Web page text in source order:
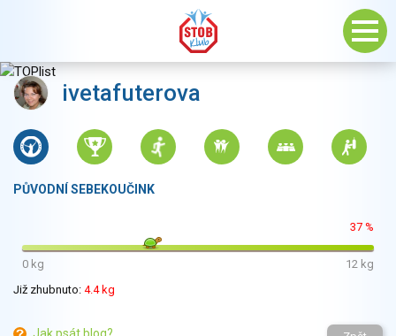
ivetafuterova
PŮVODNÍ SEBEKOUČINK
37 %
0 kg
12 kg
Již zhubnuto: 4.4 kg